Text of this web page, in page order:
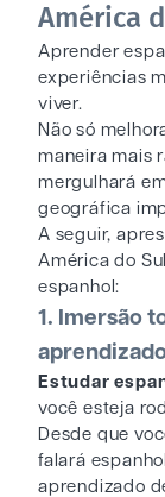
América
Aprender
experiências
viver.
Não só
maneira mais
mergulhará
geográfica
A seguir,
América do
espanhol:
1. Imersão
Estudar
você esteja
Desde que
falará
aprendizado